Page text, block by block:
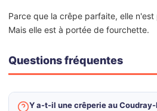
Parce que la crêpe parfaite, elle
Mais elle est à portée de fourchette.
Questions fréquentes
Y a-t-il une crêperie au